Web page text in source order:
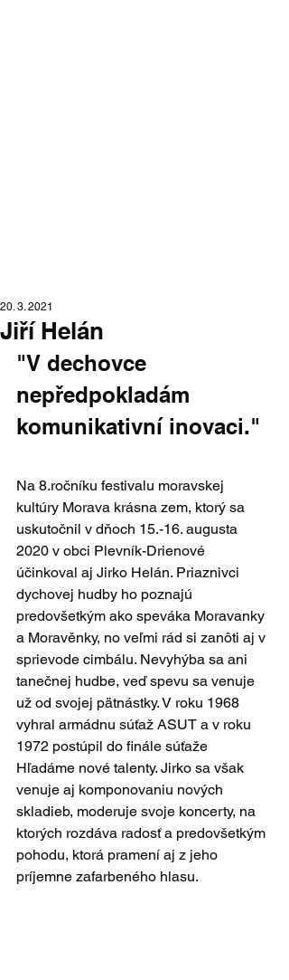
Jiří Helán
20. 3. 2021
"V dechovce
nepředpokladám
komunikativní inovaci."
Na 8.ročníku festivalu moravskej
kultúry Morava krásna zem, ktorý sa
uskutočnil v dňoch 15.-16. augusta
2020 v obci Plevník-Drienové
účinkoval aj Jirko Helán. Priaznivci
dychovej hudby ho poznajú
predovšetkým ako speváka Moravanky
a Moravěnky, no veľmi rád si zanôti aj v
sprievode cimbálu. Nevyhýba sa ani
tanečnej hudbe, veď spevu sa venuje
už od svojej pätnástky. V roku 1968
vyhral armádnu súťaž ASUT a v roku
1972 postúpil do finále súťaže
Hľadáme nové talenty. Jirko sa však
venuje aj komponovaniu nových
skladieb, moderuje svoje koncerty, na
ktorých rozdáva radosť a predovšetkým
pohodu, ktorá pramení aj z jeho
príjemne zafarbeného hlasu.